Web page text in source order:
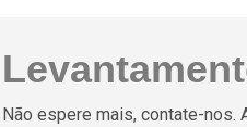
Não espere mais, contate-